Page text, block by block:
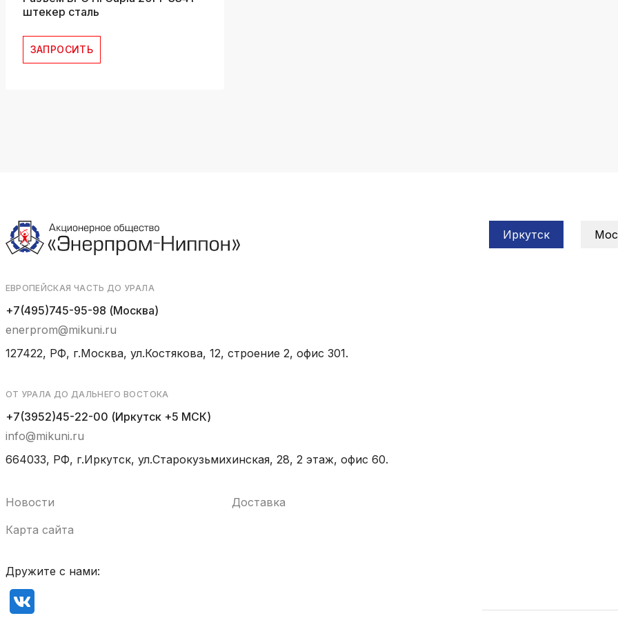
штекер сталь
ЗАПРОСИТЬ
ЕВРОПЕЙСКАЯ ЧАСТЬ ДО УРАЛА
+7(495)745-95-98 (Москва)
enerprom@mikuni.ru
127422, РФ, г.Москва, ул.Костякова, 12, строение 2, офис 301.
ОТ УРАЛА ДО ДАЛЬНЕГО ВОСТОКА
+7(3952)45-22-00 (Иркутск +5 МСК)
info@mikuni.ru
664033, РФ, г.Иркутск, ул.Старокузьмихинская, 28, 2 этаж, офис 60.
Новости
Доставка
Карта сайта
Дружите с нами:
Иркутск